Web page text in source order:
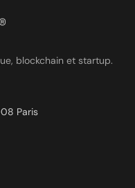
blockchain et startup.
Paris